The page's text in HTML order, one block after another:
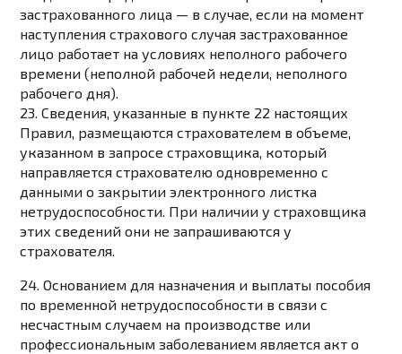
застрахованного лица — в случае, если на момент
наступления страхового случая застрахованное
лицо работает на условиях неполного рабочего
времени (неполной рабочей недели, неполного
рабочего дня).
23. Сведения, указанные в пункте 22 настоящих
Правил, размещаются страхователем в объеме,
указанном в запросе страховщика, который
направляется страхователю одновременно с
данными о закрытии электронного листка
нетрудоспособности. При наличии у страховщика
этих сведений они не запрашиваются у
страхователя.
24. Основанием для назначения и выплаты пособия
по временной нетрудоспособности в связи с
несчастным случаем на производстве или
профессиональным заболеванием является акт о